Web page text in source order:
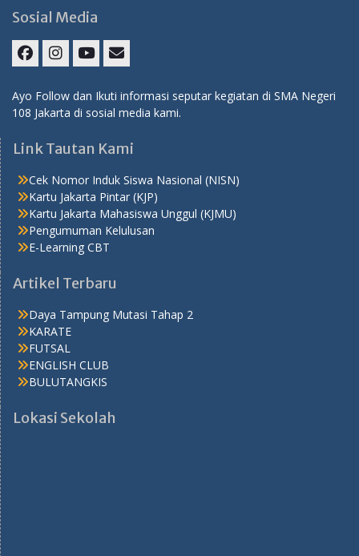
Sosial Media
Mail
Ayo Follow dan Ikuti informasi seputar kegiatan di SMA Negeri
108 Jakarta di sosial media kami.
Link Tautan Kami
Cek Nomor Induk Siswa Nasional (NISN)
Kartu Jakarta Pintar (KJP)
Kartu Jakarta Mahasiswa Unggul (KJMU)
Pengumuman Kelulusan
E-Learning CBT
Artikel Terbaru
Daya Tampung Mutasi Tahap 2
KARATE
FUTSAL
ENGLISH CLUB
BULUTANGKIS
Lokasi Sekolah